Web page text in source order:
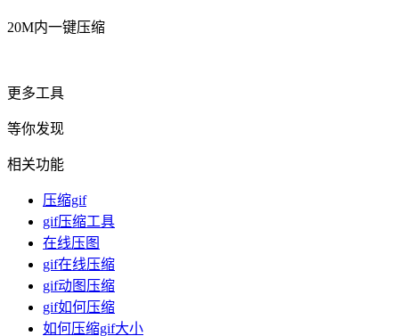
20M内一键压缩
更多工具
等你发现
相关功能
压缩gif
gif压缩工具
在线压图
gif在线压缩
gif动图压缩
gif如何压缩
如何压缩gif大小